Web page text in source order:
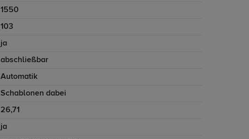
1550
103
ja
abschließbar
Automatik
Schablonen dabei
26,71
ja